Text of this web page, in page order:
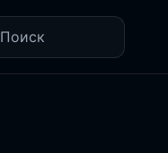
Поиск